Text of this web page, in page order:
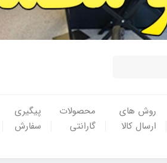
روش های
ارسال کالا
محصولات
گارانتی
پیگیری
سفارش